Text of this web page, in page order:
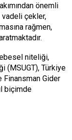
önemli
vadeli çekler,
rağmen,
niteliği,
(MSUGT), Türkiye
Finansman Gider
biçimde